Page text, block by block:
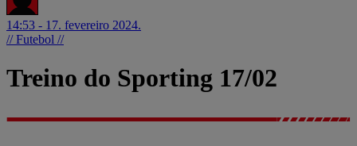
14:53 - 17. fevereiro 2024.
// Futebol //
Treino do Sporting 17/02